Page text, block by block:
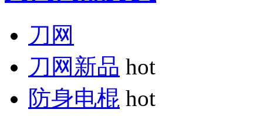
刀网
刀网新品 hot
防身电棍 hot